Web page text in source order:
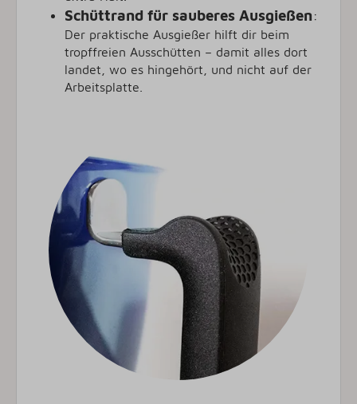
Schüttrand für sauberes Ausgießen:
Der praktische Ausgießer hilft dir beim
tropffreien Ausschütten – damit alles dort
landet, wo es hingehört, und nicht auf der
Arbeitsplatte.